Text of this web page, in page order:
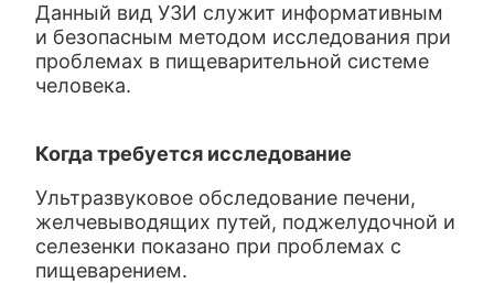
Данный вид УЗИ служит информативным
и безопасным методом исследования при
проблемах в пищеварительной системе
человека.
Когда требуется исследование
Ультразвуковое обследование печени,
желчевыводящих путей, поджелудочной и
селезенки показано при проблемах с
пищеварением.